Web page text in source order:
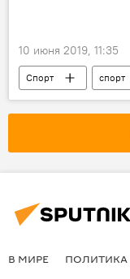
10 июня 2019, 11:35
Спорт спорт
В МИРЕ ПОЛИТИКА